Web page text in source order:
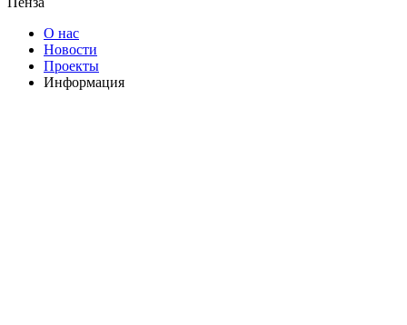
О нас
Новости
Проекты
Информация